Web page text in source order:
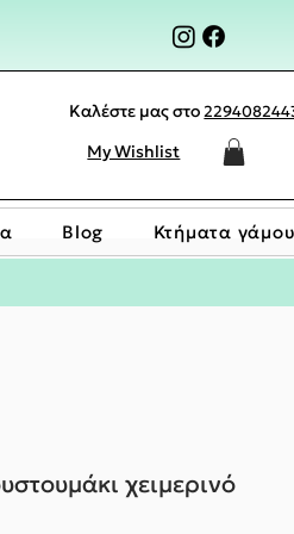
Καλέστε μας στο
My Wishlist
Blog Κτήματα γάμου
χειμερινό